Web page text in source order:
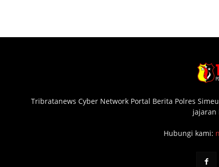
Tribratanews Cyber Network Portal Berita Polres
jajaran
Hubungi kami: